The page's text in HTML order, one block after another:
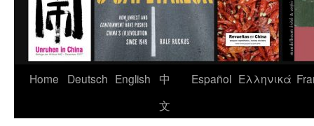
Home Deutsch English
中
文
Español Eλληνικά